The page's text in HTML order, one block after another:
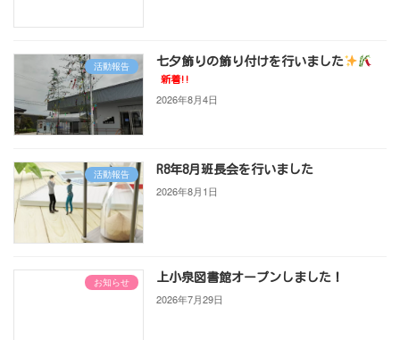
活動報告 七夕飾りの飾り付けを行いました
新着!!
2026年8月4日
活動報告 R8年8月班長会を行いました
2026年8月1日
お知らせ 上小泉図書館オープンしました！
2026年7月29日